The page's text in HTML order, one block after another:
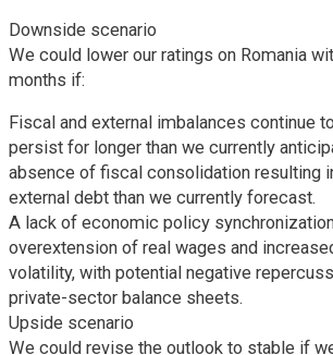
Downside scenario
We could lower our ratings on Romania
months if:
Fiscal and external imbalances continue
persist for longer than we currently
absence of fiscal consolidation resulting
external debt than we currently forecast.
A lack of economic policy
overextension of real wages and
volatility, with potential negative
private-sector balance sheets.
Upside scenario
We could revise the outlook to stable if